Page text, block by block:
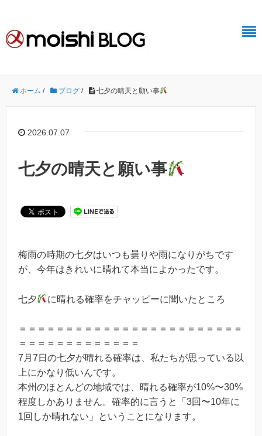
ホーム / ブログ / 七夕の晴天と願い事
2026.07.07
七夕の晴天と願い事
梅雨の時期の七夕はいつも曇りや雨になりがちです
が、今年はきれいに晴れて本当によかったです。
七夕 に晴れる確率をチャッピーに聞いたところ
＝＝＝＝＝＝＝＝＝＝＝＝＝＝＝＝＝＝＝＝＝＝＝＝
＝＝＝＝＝＝＝＝＝＝＝＝＝
7月7日の七夕が晴れる確率は、私たちが思っている以
上にかなり低いんです。
本州のほとんどの地域では、晴れる確率が10%〜30%
程度しかありません。確率的に言うと「3回〜10年に
1回しか晴れない」ということになります。